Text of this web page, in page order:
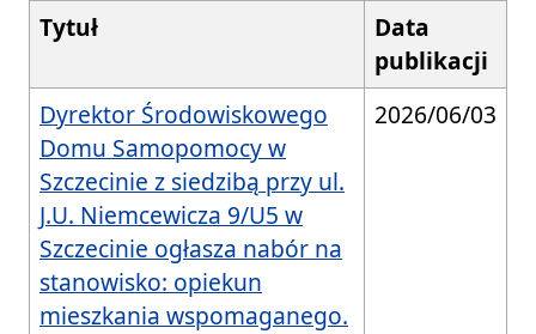
Tytuł
Data
publikacji
Dyrektor Środowiskowego
Domu Samopomocy w
Szczecinie z siedzibą przy ul.
J.U. Niemcewicza 9/U5 w
Szczecinie ogłasza nabór na
stanowisko: opiekun
mieszkania wspomaganego.
2026/06/03